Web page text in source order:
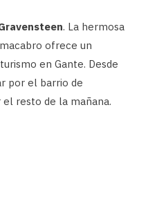
. La hermosa
ofrece un
en Gante. Desde
por el barrio de
resto de la mañana.